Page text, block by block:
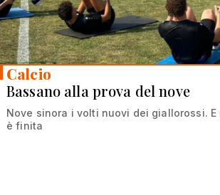
Calcio
Bassano alla prova del nove
Nove sinora i volti nuovi dei giallorossi. E
è finita